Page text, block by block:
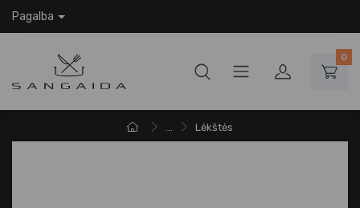
Pagalba
0
... Lėkštės